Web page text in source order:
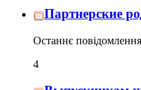
Партнерские
Останнє
4